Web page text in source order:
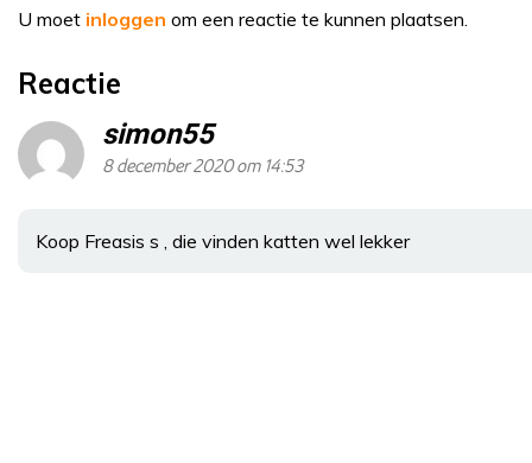
U moet inloggen om een reactie te kunnen plaatsen.
Reactie
simon55
8 december 2020 om 14:53
Koop Freasis s , die vinden katten wel lekker